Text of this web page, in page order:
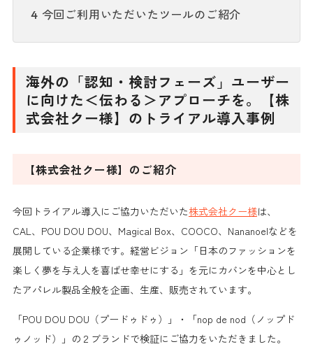
4 今回ご利用いただいたツールのご紹介
海外の「認知・検討フェーズ」ユーザー
に向けた＜伝わる＞アプローチを。【株
式会社クー様】のトライアル導入事例
【株式会社クー様】のご紹介
今回トライアル導入にご協力いただいた株式会社クー様は、
CAL、POU DOU DOU、Magical Box、COOCO、Nananoelなどを
展開している企業様です。経営ビジョン「日本のファッションを
楽しく夢を与え人を喜ばせ幸せにする」を元にカバンを中心とし
たアパレル製品全般を企画、生産、販売されています。
「POU DOU DOU（プードゥドゥ）」・「nop de nod（ノップド
ゥノッド）」の２ブランドで検証にご協力をいただきました。